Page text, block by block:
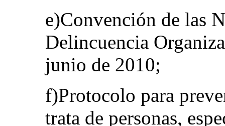
e)Convención de las
Delincuencia
junio de 2010;
f)Protocolo para
trata de personas,